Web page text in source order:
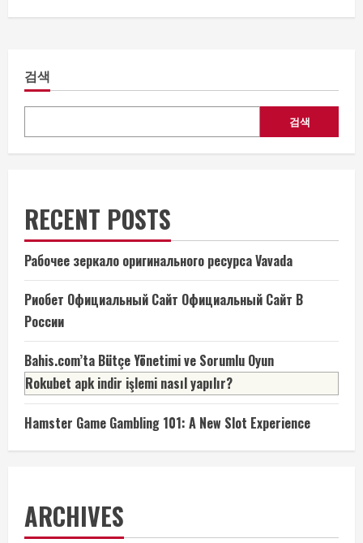
검색
검색
RECENT POSTS
Рабочее зеркало оригинального ресурса Vavada
Риобет Официальный Сайт Официальный Сайт В
России
Bahis.com’ta Bütçe Yönetimi ve Sorumlu Oyun
Rokubet apk indir işlemi nasıl yapılır?
Hamster Game Gambling 101: A New Slot Experience
ARCHIVES